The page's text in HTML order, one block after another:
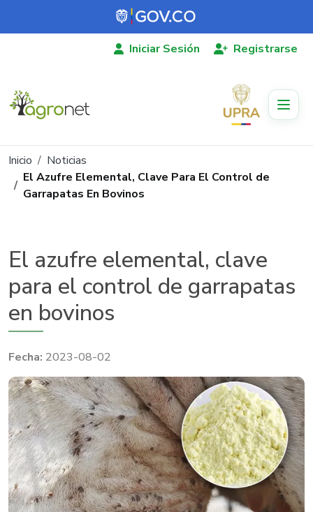
Pasar al contenido principal
Iniciar Sesión Registrarse
Ruta de navegación
Inicio
Noticias
El Azufre Elemental, Clave Para El Control de
Garrapatas En Bovinos
El azufre elemental, clave
para el control de garrapatas
en bovinos
2023-08-02